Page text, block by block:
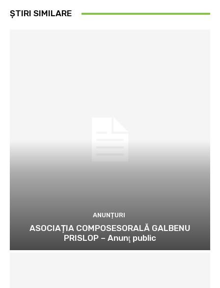
ȘTIRI SIMILARE
ANUNȚURI
ASOCIAȚIA COMPOSESORALĂ GALBENU
PRISLOP – Anunţ public